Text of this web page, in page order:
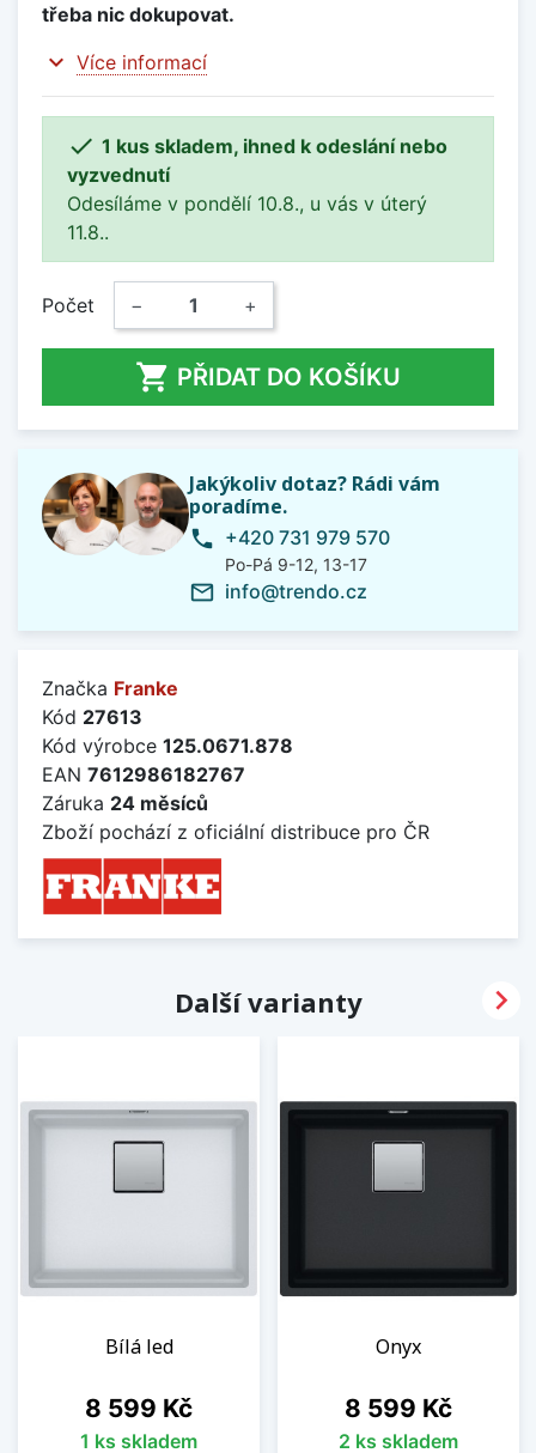
třeba nic dokupovat.
expand_more Více informací
 1 kus skladem, ihned k odeslání nebo
vyzvednutí
Odesíláme v pondělí 10.8., u vás v úterý
11.8..
Počet − +
 PŘIDAT DO KOŠÍKU
Jakýkoliv dotaz? Rádi vám
poradíme.
phone +420 731 979 570
Po-Pá 9-12, 13-17
mail_outline info@trendo.cz
Značka Franke
Kód 27613
Kód výrobce 125.0671.878
EAN 7612986182767
Záruka 24 měsíců
Zboží pochází z oficiální distribuce pro ČR
Další varianty
Bílá led
Cena
8 599 Kč
1 ks skladem
Onyx
Cena
8 599 Kč
2 ks skladem
